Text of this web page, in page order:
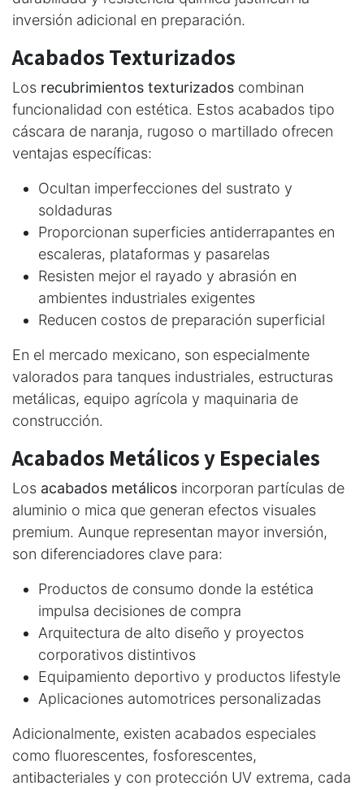
inversión adicional en preparación.
Acabados Texturizados
Los recubrimientos texturizados combinan
funcionalidad con estética. Estos acabados tipo
cáscara de naranja, rugoso o martillado ofrecen
ventajas específicas:
Ocultan imperfecciones del sustrato y
soldaduras
Proporcionan superficies antiderrapantes en
escaleras, plataformas y pasarelas
Resisten mejor el rayado y abrasión en
ambientes industriales exigentes
Reducen costos de preparación superficial
En el mercado mexicano, son especialmente
valorados para tanques industriales, estructuras
metálicas, equipo agrícola y maquinaria de
construcción.
Acabados Metálicos y Especiales
Los acabados metálicos incorporan partículas de
aluminio o mica que generan efectos visuales
premium. Aunque representan mayor inversión,
son diferenciadores clave para:
Productos de consumo donde la estética
impulsa decisiones de compra
Arquitectura de alto diseño y proyectos
corporativos distintivos
Equipamiento deportivo y productos lifestyle
Aplicaciones automotrices personalizadas
Adicionalmente, existen acabados especiales
como fluorescentes, fosforescentes,
antibacteriales y con protección UV extrema, cada